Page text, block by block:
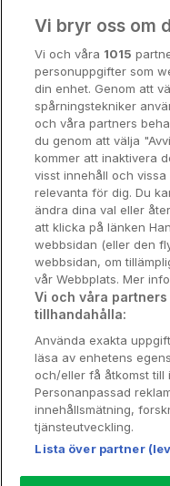
Booking
Hotellsupport:
Sverige.
Telefon: 010-
Vi bryr oss om
Vi och våra 1015
personuppgifter som
din enhet. Genom att
spårningstekniker
och våra partners
du genom att välja
kommer att inaktivera
visst innehåll och
relevanta för dig. Du
ändra dina val eller
att klicka på länken
webbsidan (eller den
webbsidan, om
vår Webbplats. Mer
Vi och våra
tillhandahålla:
Använda exakta
läsa av enhetens
och/eller få åtkomst till
Personanpassad
innehållsmätning,
tjänsteutveckling.
Lista över partner